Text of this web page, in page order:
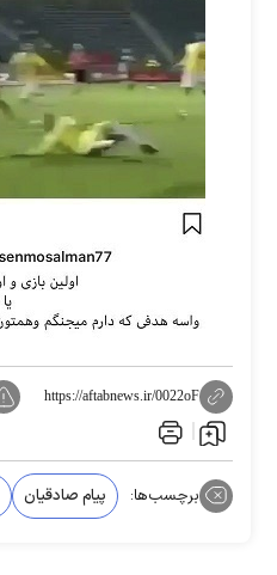
https://aftabnews.ir/0022oF
برچسب‌ها: پیام صادقیان